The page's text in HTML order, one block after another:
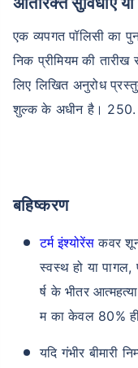
एक व्यपगत पॉलिसी का
निक प्रीमियम की
लिए लिखित अनुरोध
शुल्क के अधीन है। 250.
बहिष्करण
टर्म इंश्योरेंस कवर
स्वस्थ हो या
र्ष के भीतर
म का केवल 80%
यदि गंभीर बीमारी